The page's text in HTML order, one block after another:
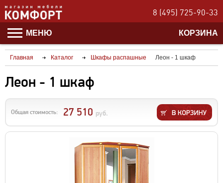
8 (495) 725-90-33
МЕНЮ КОРЗИНА
Главная Каталог Шкафы распашные Леон - 1 шкаф
Леон - 1 шкаф
Общая стоимость: 27 510 руб.